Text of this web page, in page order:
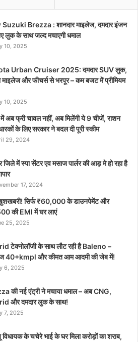
Brezza : शानदार माइलेज, दमदार इंजन
लुक के साथ जल्द मचाएगी धमाल
10, 2025
Urban Cruiser 2025: दमदार SUV लुक,
माइलेज और फीचर्स से भरपूर – कम बजट में प्रीमियम
10, 2025
अब फ्री चावल नहीं, अब मिलेंगी ये 9 चीजें, राशन
के लिए सरकार ने बदल दी पूरी स्कीम
29, 2024
जिले में स्पा सेंटर एव मसाज पार्लर की आड़ मे हो रहा है
17, 2024
सिर्फ ₹60,000 के डाउनपेमेंट और
की EMI में घर लाएं
25, 2025
टेक्नोलॉजी के साथ लौट रही है Baleno –
40+kmpl और कीमत आम आदमी की जेब में!
6, 2025
की नई एंट्री ने मचाया धमाल – अब CNG,
और दमदार लुक के साथ!
7, 2025
के चचेरे भाई के घर मिला करोड़ों का शराब,